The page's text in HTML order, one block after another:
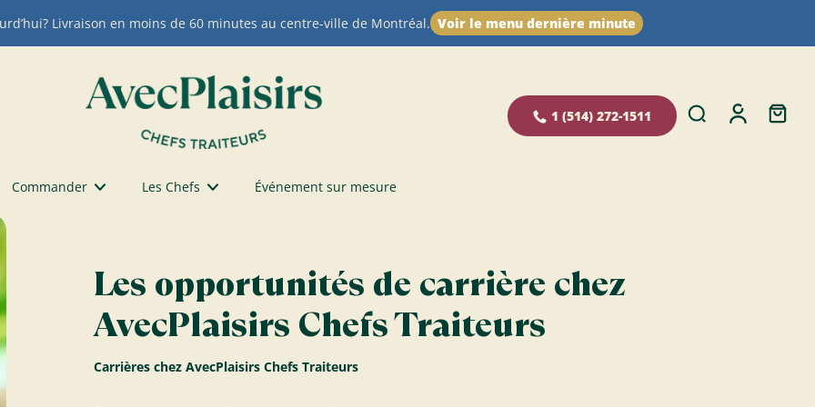
Livraison en moins de 60 minutes au centre-ville de Montréal. Voir le menu dernière minute
1 (514) 272-1511
Commander Les Chefs Événement sur mesure
Les opportunités de carrière chez
AvecPlaisirs Chefs Traiteurs
Carrières chez AvecPlaisirs Chefs Traiteurs